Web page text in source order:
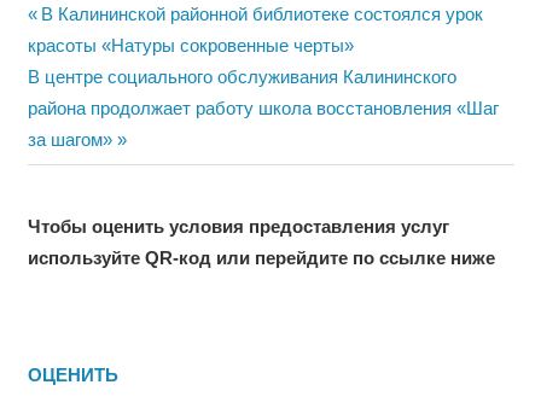
Навигация
по
записям
Previous
Post:
В Калининской районной библиотеке состоялся урок
красоты «Натуры сокровенные черты»
Next
Post:
В центре социального обслуживания Калининского
района продолжает работу школа восстановления «Шаг
за шагом»
Чтобы оценить условия предоставления услуг
используйте QR-код или перейдите по ссылке ниже
ОЦЕНИТЬ